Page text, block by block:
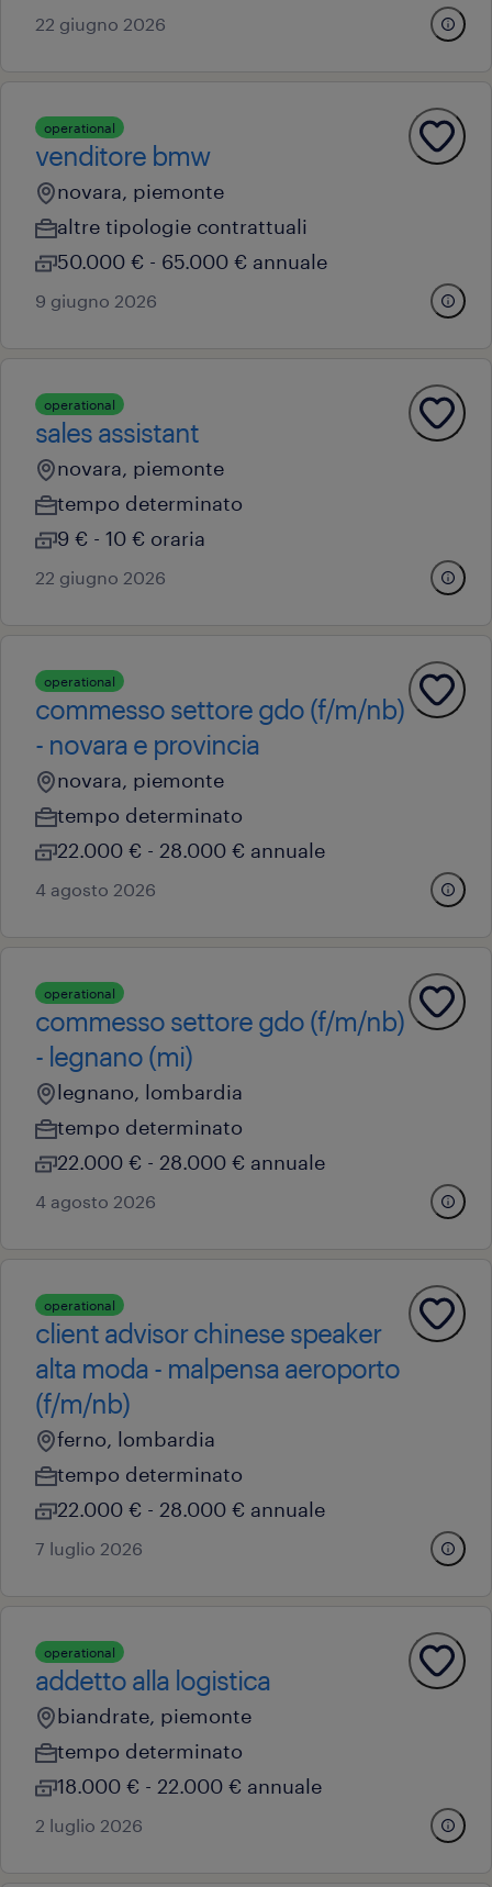
22 giugno 2026
operational
venditore bmw
novara, piemonte
altre tipologie contrattuali
50.000 € - 65.000 € annuale
9 giugno 2026
operational
sales assistant
novara, piemonte
tempo determinato
9 € - 10 € oraria
22 giugno 2026
operational
commesso settore gdo (f/m/nb)
- novara e provincia
novara, piemonte
tempo determinato
22.000 € - 28.000 € annuale
4 agosto 2026
operational
commesso settore gdo (f/m/nb)
- legnano (mi)
legnano, lombardia
tempo determinato
22.000 € - 28.000 € annuale
4 agosto 2026
operational
client advisor chinese speaker
alta moda - malpensa aeroporto
(f/m/nb)
ferno, lombardia
tempo determinato
22.000 € - 28.000 € annuale
7 luglio 2026
operational
addetto alla logistica
biandrate, piemonte
tempo determinato
18.000 € - 22.000 € annuale
2 luglio 2026